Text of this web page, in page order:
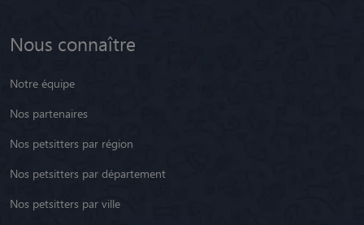
Nous connaître
Notre équipe
Nos partenaires
Nos petsitters par région
Nos petsitters par département
Nos petsitters par ville